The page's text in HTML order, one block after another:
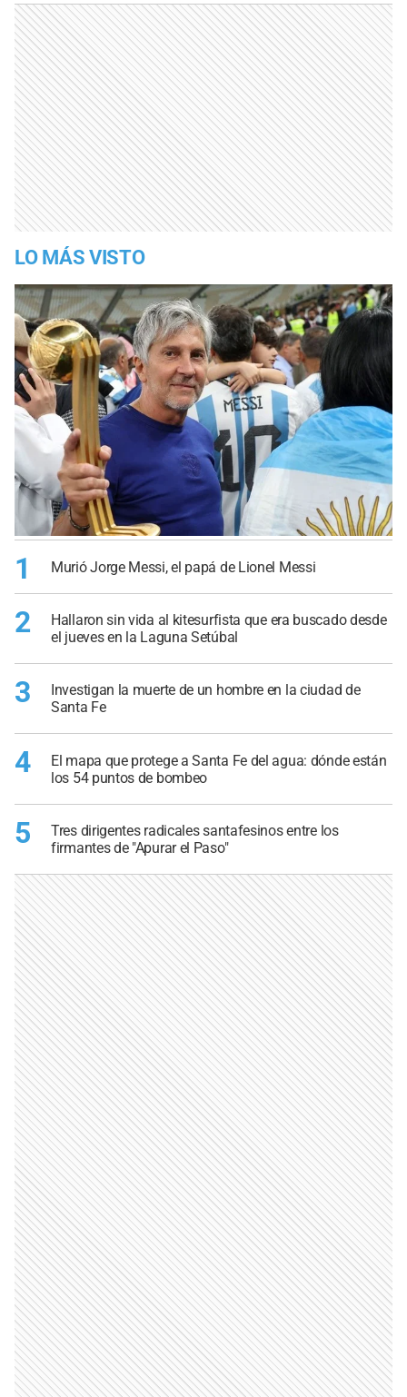
LO MÁS VISTO
1 Murió Jorge Messi, el papá de Lionel Messi
2
Hallaron sin vida al kitesurfista que era buscado desde
el jueves en la Laguna Setúbal
3
Investigan la muerte de un hombre en la ciudad de
Santa Fe
4
El mapa que protege a Santa Fe del agua: dónde están
los 54 puntos de bombeo
5
Tres dirigentes radicales santafesinos entre los
firmantes de "Apurar el Paso"